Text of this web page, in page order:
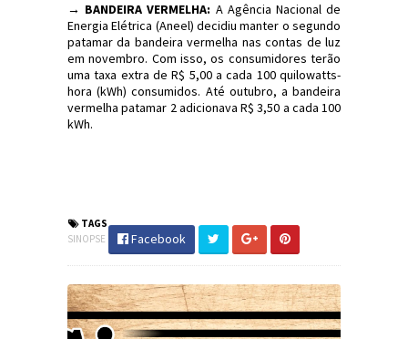
→ BANDEIRA VERMELHA: A Agência Nacional de
Energia Elétrica (Aneel) decidiu manter o segundo
patamar da bandeira vermelha nas contas de luz
em novembro. Com isso, os consumidores terão
uma taxa extra de R$ 5,00 a cada 100 quilowatts-
hora (kWh) consumidos. Até outubro, a bandeira
vermelha patamar 2 adicionava R$ 3,50 a cada 100
kWh.
TAGS
SINOPSE
Facebook